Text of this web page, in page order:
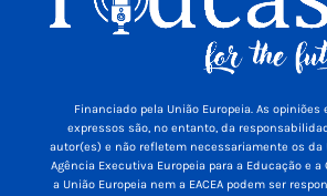
Financiado pela União Europeia. As
expressos são, no entanto, da
autor(es) e não refletem necessariamente os da
Agência Executiva Europeia para a Educação e a
a União Europeia nem a EACEA podem ser